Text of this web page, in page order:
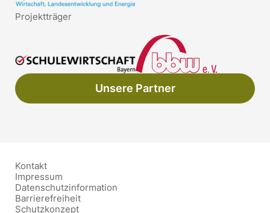
Projektträger
Unsere Partner
Kontakt
Impressum
Datenschutzinformation
Barrierefreiheit
Schutzkonzept